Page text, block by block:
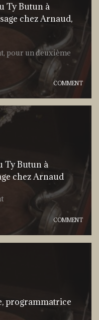
Ty Butun à
chez Arnaud,
pour un deuxième
COMMENT
Ty Butun à
chez Arnaud
COMMENT
programmatrice